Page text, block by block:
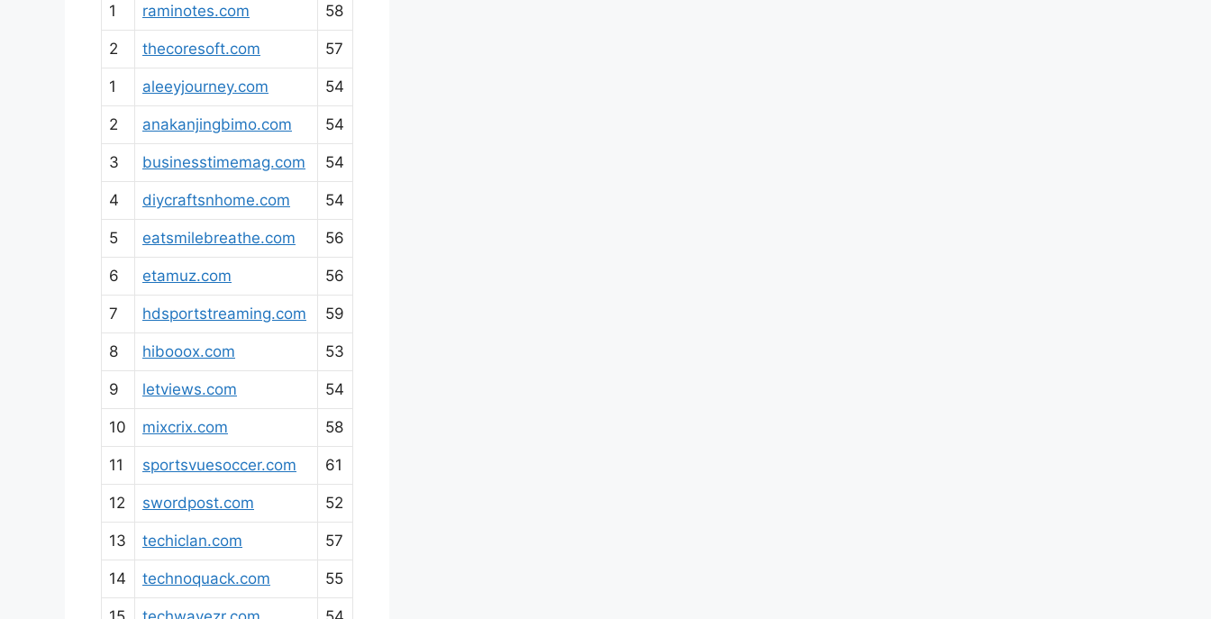
1 raminotes.com 58
2 thecoresoft.com 57
1 aleeyjourney.com 54
2 anakanjingbimo.com 54
3 businesstimemag.com 54
4 diycraftsnhome.com 54
5 eatsmilebreathe.com 56
6 etamuz.com 56
7 hdsportstreaming.com 59
8 hibooox.com 53
9 letviews.com 54
10 mixcrix.com 58
11 sportsvuesoccer.com 61
12 swordpost.com 52
13 techiclan.com 57
14 technoquack.com 55